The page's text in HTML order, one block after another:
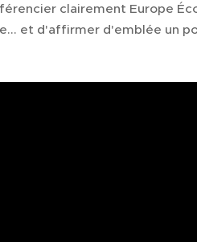
clairement Europe
et d'affirmer d'emblée un